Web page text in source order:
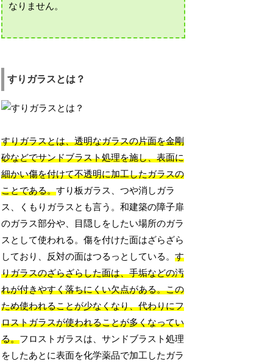
なりません。
すりガラスとは？
すりガラスとは、透明なガラスの片面を金剛
砂などでサンドブラスト処理を施し、表面に
細かい傷を付けて不透明に加工したガラスの
ことである。すり板ガラス、つや消しガラ
ス、くもりガラスとも言う。和建築の障子扉
のガラス部分や、目隠しをしたい場所のガラ
スとして使われる。傷を付けた面はざらざら
しており、反対の面はつるっとしている。す
りガラスのざらざらした面は、手垢などの汚
れが付きやすく落ちにくい欠点がある。この
ため使われることが少なくなり、代わりにフ
ロストガラスが使われることが多くなってい
る。フロストガラスは、サンドブラスト処理
をしたあとに表面を化学薬品で加工したガラ